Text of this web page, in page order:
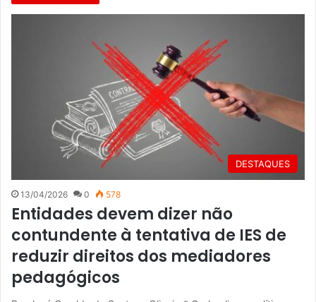
DESTAQUES
13/04/2026 0 578
Entidades devem dizer não
contundente à tentativa de IES de
reduzir direitos dos mediadores
pedagógicos